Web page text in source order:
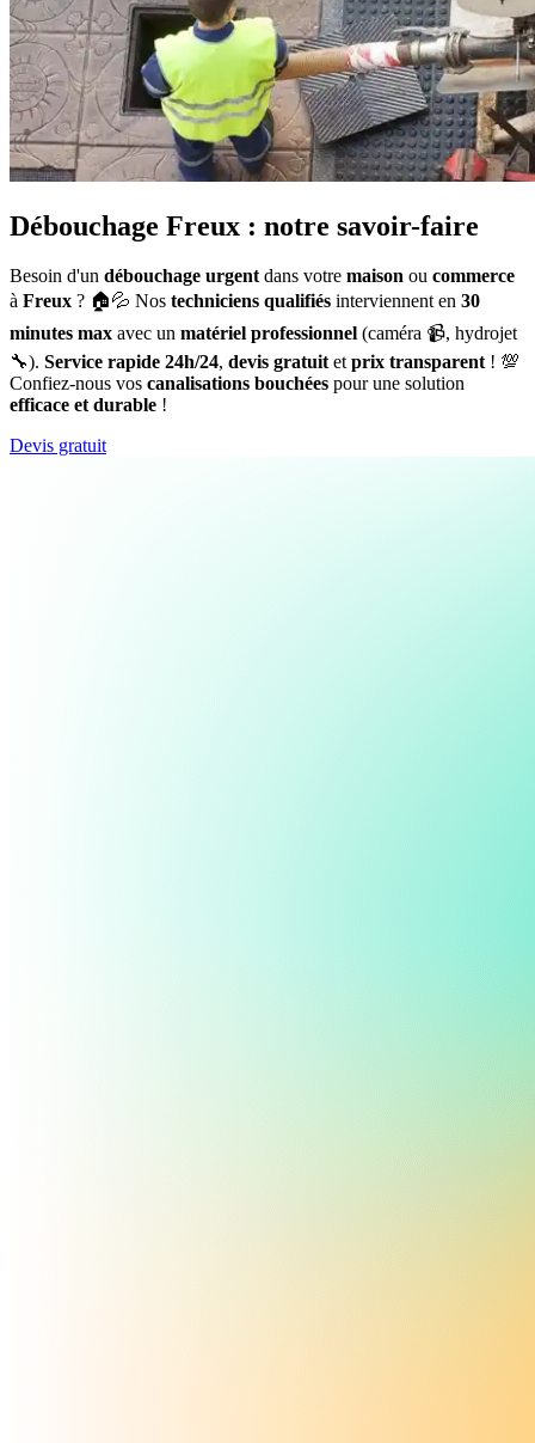
Débouchage Freux : notre savoir-faire
Besoin d'un débouchage urgentdans votre maison ou commerce
à Freux ? 🏠💦 Nos techniciens qualifiés interviennent en 30
minutes max avec un matériel professionnel (caméra 📹, hydrojet
🔧). Service rapide 24h/24, devis gratuitetprix transparent! 💯
Confiez-nous vos canalisations bouchées pour une solution
efficace et durable !
Devis gratuit